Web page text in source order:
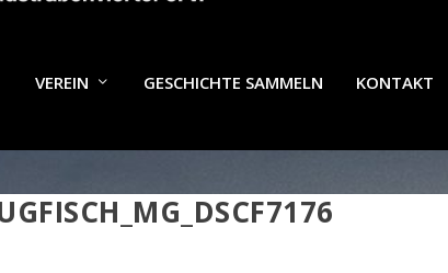
VEREIN GESCHICHTE SAMMELN KONTAKT